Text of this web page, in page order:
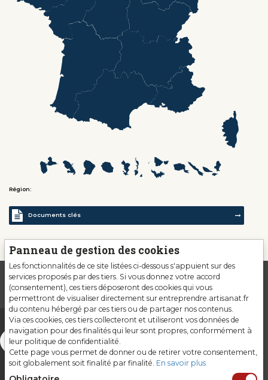
Région:
Documents clés
Panneau de gestion des cookies
Les fonctionnalités de ce site listées ci-dessous s'appuient sur des
services proposés par des tiers. Si vous donnez votre accord
(consentement), ces tiers déposeront des cookies qui vous
permettront de visualiser directement sur entreprendre.artisanat.fr
du contenu hébergé par ces tiers ou de partager nos contenus.
Via ces cookies, ces tiers collecteront et utiliseront vos données de
navigation pour des finalités qui leur sont propres, conformément à
leur politique de confidentialité.
Cette page vous permet de donner ou de retirer votre consentement,
soit globalement soit finalité par finalité. En savoir plus